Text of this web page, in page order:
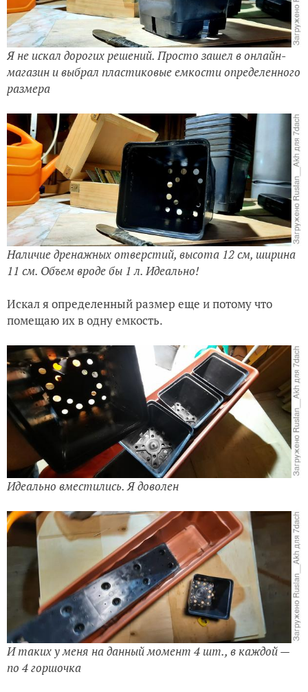
Я не искал дорогих решений. Просто зашел в онлайн-
магазин и выбрал пластиковые емкости определенного
размера
Наличие дренажных отверстий, высота 12 см, ширина
11 см. Объем вроде бы 1 л. Идеально!
Искал я определенный размер еще и потому что
помещаю их в одну емкость.
Идеально вместились. Я доволен
И таких у меня на данный момент 4 шт., в каждой —
по 4 горшочка